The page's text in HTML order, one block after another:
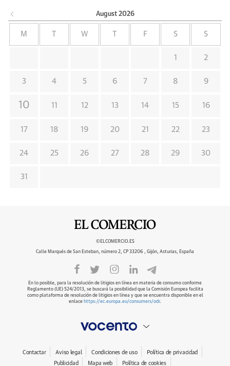
August 2026
M W F S S
1 2
3 4 5 6 7 8 9
10 11 12 13 14 15 16
17 18 19 20 21 22 23
24 25 26 27 28 29 30
31
©ELCOMERCIO.ES
Calle Marqués de San Esteban, número 2, CP 33206 , Gijón, Asturias, España
En lo posible, para la resolución de litigios en línea en materia de consumo conforme
Reglamento (UE) 524/2013, se buscará la posibilidad que la Comisión Europea facilita
como plataforma de resolución de litigios en línea y que se encuentra disponible en el
enlace https://ec.europa.eu/consumers/odr.
Contactar Aviso legal Condiciones de uso
Política de privacidad
Publicidad
Mapa web Política de cookies